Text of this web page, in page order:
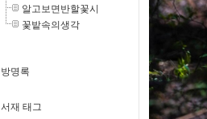
알고보면반할꽃시
꽃밭속의생각
방명록
서재 태그